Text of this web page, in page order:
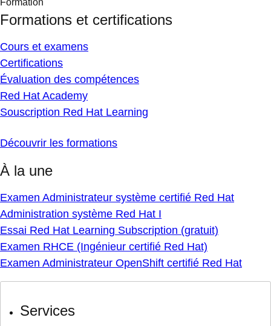
Formation
Formations et certifications
Cours et examens
Certifications
Évaluation des compétences
Red Hat Academy
Souscription Red Hat Learning
Découvrir les formations
À la une
Examen Administrateur système certifié Red Hat
Administration système Red Hat I
Essai Red Hat Learning Subscription (gratuit)
Examen RHCE (Ingénieur certifié Red Hat)
Examen Administrateur OpenShift certifié Red Hat
Services